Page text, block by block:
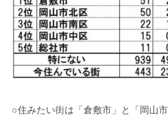
○住みたい街は「倉敷市」と「岡山